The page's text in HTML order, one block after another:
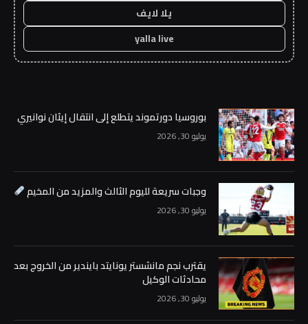
يلا لايف
yalla live
بوروسيا دورتموند يتطلع إلى انتقال إيثان نوانيري
يوليو 30, 2026
وجبات سريعة لليوم الثالث والمزيد من المخيم
يوليو 30, 2026
يقترب نجم مانشستر يونايتد بايندير من الخروج بعد
محادثات الوكيل
يوليو 30, 2026